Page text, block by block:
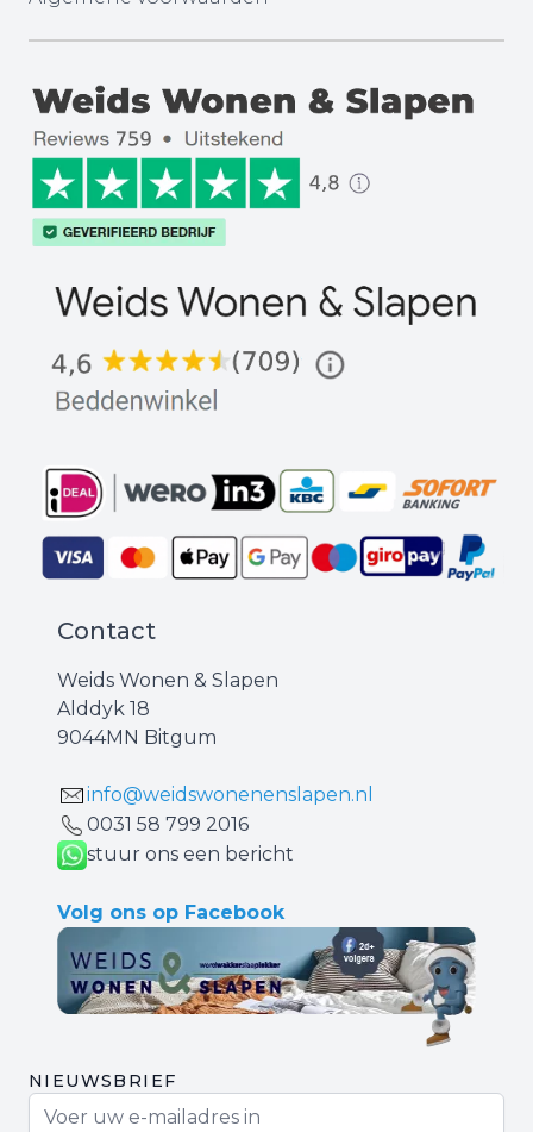
Contact
Weids Wonen & Slapen
Alddyk 18
9044MN Bitgum
info@weidswonenenslapen.nl
0031 ‪58 799 2016‬
stuur ons een bericht
Volg ons op Facebook
NIEUWSBRIEF